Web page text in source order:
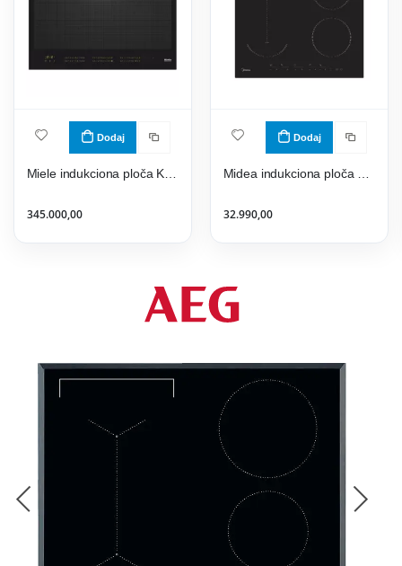
Dodaj
345.000,00
Dodaj
32.990,00